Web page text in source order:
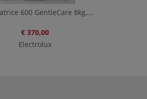
600 GentleCare 8kg,...
€ 370,00
Electrolux